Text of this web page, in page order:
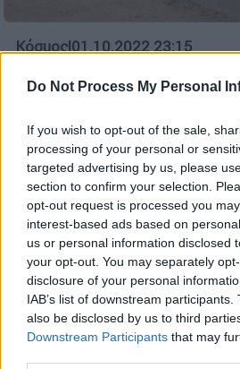
Do Not Process My Personal
If you wish to opt-out of the sale,
processing of your personal or
targeted advertising by us, please
section to confirm your selection.
opt-out request is processed you
interest-based ads based on
us or personal information disclosed
your opt-out. You may separately
disclosure of your personal
IAB’s list of downstream
also be disclosed by us to third
Downstream Participants that may
Κόσμος|01.10.2022 23:15
πυροβόλησαν και
Ο Φάγεζ Χάλεντ Νταμντόμ
των σοβαρών τραυμάτων»